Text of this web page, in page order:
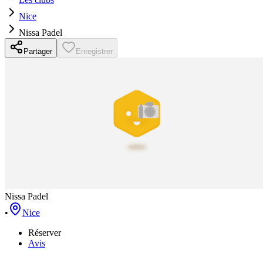
Nice
Nissa Padel
Partager Enregistrer
Nissa Padel
•
Nice
Réserver
Avis